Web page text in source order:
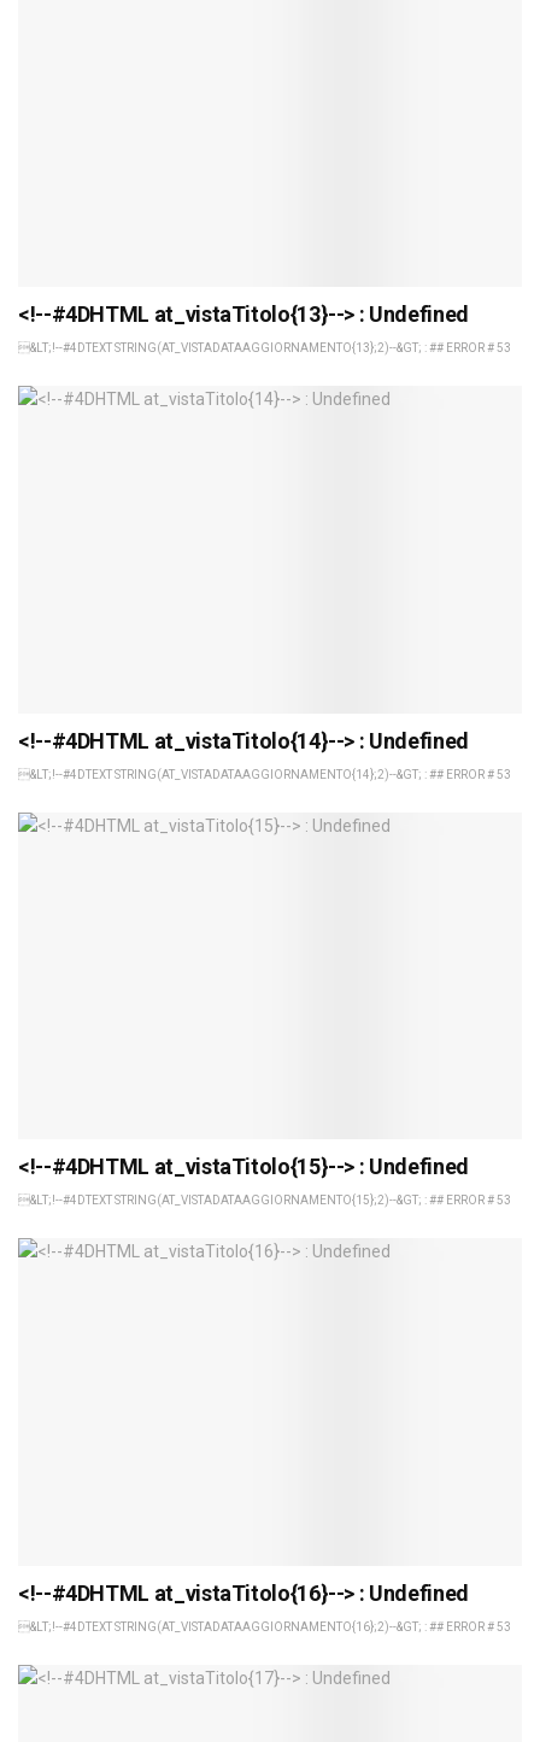
<!--#4DHTML at_vistaTitolo{13}--> : Undefined
&LT;!--#4DTEXT STRING(AT_VISTADATAAGGIORNAMENTO{13};2)--&GT; : ## ERROR # 53
<!--#4DHTML at_vistaTitolo{14}--> : Undefined
&LT;!--#4DTEXT STRING(AT_VISTADATAAGGIORNAMENTO{14};2)--&GT; : ## ERROR # 53
<!--#4DHTML at_vistaTitolo{15}--> : Undefined
&LT;!--#4DTEXT STRING(AT_VISTADATAAGGIORNAMENTO{15};2)--&GT; : ## ERROR # 53
<!--#4DHTML at_vistaTitolo{16}--> : Undefined
&LT;!--#4DTEXT STRING(AT_VISTADATAAGGIORNAMENTO{16};2)--&GT; : ## ERROR # 53